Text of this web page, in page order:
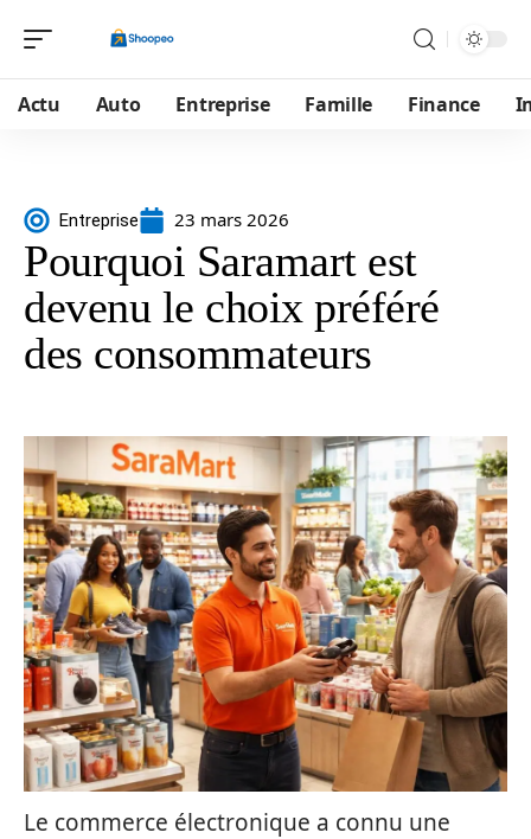
Actu Auto Entreprise Famille Finance
Entreprise 23 mars 2026
Pourquoi Saramart est
devenu le choix préféré
des consommateurs
Le commerce électronique a connu une